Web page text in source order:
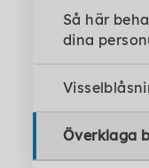
Så här
dina
Överklaga